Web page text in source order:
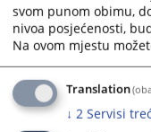
FBiH/ Federalno
Brčko distrikt Bosne
Kanton Sarajevo
svom punom obimu,
nivoa posjećenosti,
Na ovom mjestu
Translation
↓ 2 Servisi